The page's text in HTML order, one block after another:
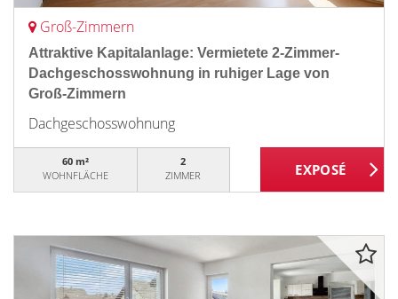
Groß-Zimmern
Attraktive Kapitalanlage: Vermietete 2-Zimmer-
Dachgeschosswohnung in ruhiger Lage von
Groß-Zimmern
Dachgeschosswohnung
60 m²
WOHNFLÄCHE
2
ZIMMER